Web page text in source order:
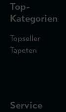
Top-
Kategorien
Topseller
Tapeten
Service